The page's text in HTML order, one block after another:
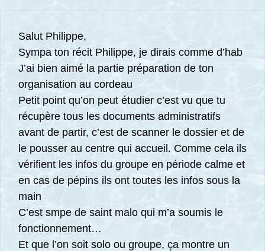
Salut Philippe,
Sympa ton récit Philippe, je dirais comme d’hab
J’ai bien aimé la partie préparation de ton
organisation au cordeau
Petit point qu’on peut étudier c’est vu que tu
récupère tous les documents administratifs
avant de partir, c’est de scanner le dossier et de
le pousser au centre qui accueil. Comme cela ils
vérifient les infos du groupe en période calme et
en cas de pépins ils ont toutes les infos sous la
main
C’est smpe de saint malo qui m’a soumis le
fonctionnement…
Et que l’on soit solo ou groupe, ça montre un